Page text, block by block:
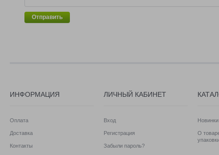
Отправить
ИНФОРМАЦИЯ
Оплата
Доставка
Контакты
ЛИЧНЫЙ КАБИНЕТ
Вход
Регистрация
Забыли пароль?
Новинки
О